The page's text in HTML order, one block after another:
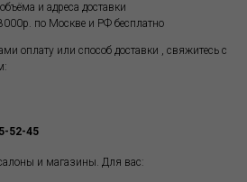
и адреса доставки
по Москве и РФ бесплатно
оплату или способ доставки , свяжитесь с
52-45
и магазины. Для вас: